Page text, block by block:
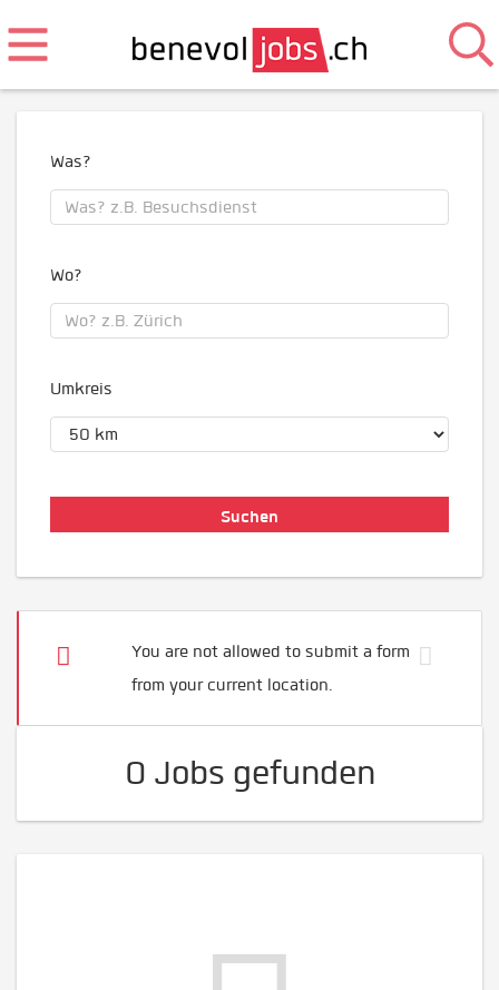
Was?
Wo?
Umkreis
You are not allowed to submit a form
from your current location.
0 Jobs gefunden